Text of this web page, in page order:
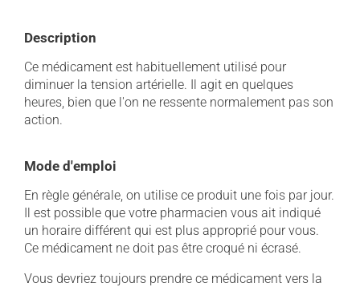
Description
Ce médicament est habituellement utilisé pour
diminuer la tension artérielle. Il agit en quelques
heures, bien que l'on ne ressente normalement pas son
action.
Mode d'emploi
En règle générale, on utilise ce produit une fois par jour.
Il est possible que votre pharmacien vous ait indiqué
un horaire différent qui est plus approprié pour vous.
Ce médicament ne doit pas être croqué ni écrasé.
Vous devriez toujours prendre ce médicament vers la